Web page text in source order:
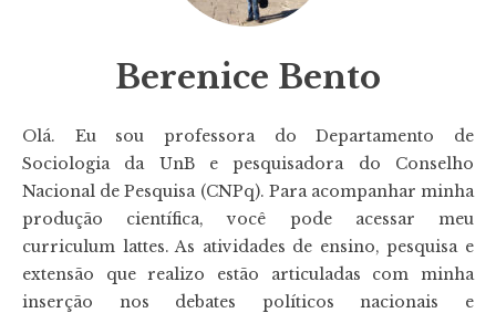
Berenice Bento
Olá. Eu sou professora do Departamento de
Sociologia da UnB e pesquisadora do Conselho
Nacional de Pesquisa (CNPq). Para acompanhar minha
produção científica, você pode acessar meu
curriculum lattes. As atividades de ensino, pesquisa e
extensão que realizo estão articuladas com minha
inserção nos debates políticos nacionais e